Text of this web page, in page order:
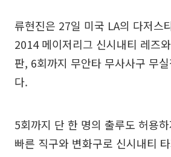
류현진은 27일 미국 LA의 다저스
2014 메이저리그 신시내티 레즈
판, 6회까지 무안타 무사사구 무
다.
5회까지 단 한 명의 출루도 허용
빠른 직구와 변화구로 신시내티